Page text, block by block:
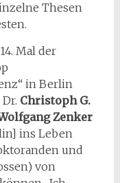
Thesen
Mal der
in Berlin
Christoph G.
Zenker
ins Leben
und
von